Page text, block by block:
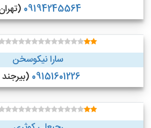
09194245564
سارا نیکوسخن
09151601226